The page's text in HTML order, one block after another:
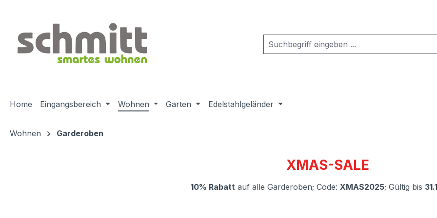
Home Eingangsbereich Wohnen Garten Edelstahlgeländer
Wohnen Garderoben
XMAS-SALE
10% Rabatt auf alle Garderoben; Code: XMAS2025; Gültig bis